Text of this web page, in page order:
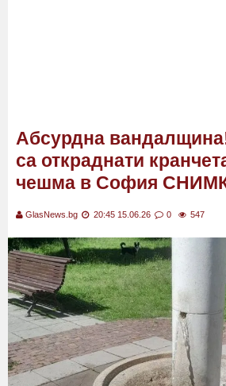
Абсурдна
са откраднати
чешма в София
GlasNews.bg 20:45 15.06.26 0 547